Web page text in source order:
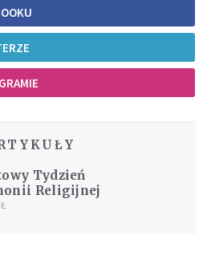
Tydzień
Religijnej